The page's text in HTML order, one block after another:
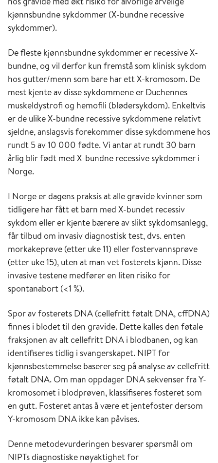
kjønnsbundne sykdommer (X-bundne recessive
sykdommer).
De fleste kjønnsbundne sykdommer er recessive X-
bundne, og vil derfor kun fremstå som klinisk sykdom
hos gutter/menn som bare har ett X-kromosom. De
mest kjente av disse sykdommene er Duchennes
muskeldystrofi og hemofili (blødersykdom). Enkeltvis
er de ulike X-bundne recessive sykdommene relativt
sjeldne, anslagsvis forekommer disse sykdommene hos
rundt 5 av 10 000 fødte. Vi antar at rundt 30 barn
årlig blir født med X-bundne recessive sykdommer i
Norge.
I Norge er dagens praksis at alle gravide kvinner som
tidligere har fått et barn med X-bundet recessiv
sykdom eller er kjente bærere av slikt sykdomsanlegg,
får tilbud om invasiv diagnostisk test, dvs. enten
morkakeprøve (etter uke 11) eller fostervannsprøve
(etter uke 15), uten at man vet fosterets kjønn. Disse
invasive testene medfører en liten risiko for
spontanabort (<1 %).
Spor av fosterets DNA (cellefritt føtalt DNA, cffDNA)
finnes i blodet til den gravide. Dette kalles den føtale
fraksjonen av alt cellefritt DNA i blodbanen, og kan
identifiseres tidlig i svangerskapet. NIPT for
kjønnsbestemmelse baserer seg på analyse av cellefritt
føtalt DNA. Om man oppdager DNA sekvenser fra Y-
kromosomet i blodprøven, klassifiseres fosteret som
en gutt. Fosteret antas å være et jentefoster dersom
Y-kromosom DNA ikke kan påvises.
Denne metodevurderingen besvarer spørsmål om
NIPTs diagnostiske nøyaktighet for